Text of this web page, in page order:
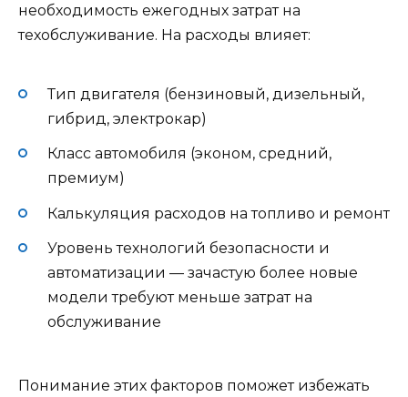
необходимость ежегодных затрат на
техобслуживание. На расходы влияет:
Тип двигателя (бензиновый, дизельный,
гибрид, электрокар)
Класс автомобиля (эконом, средний,
премиум)
Калькуляция расходов на топливо и ремонт
Уровень технологий безопасности и
автоматизации — зачастую более новые
модели требуют меньше затрат на
обслуживание
Понимание этих факторов поможет избежать